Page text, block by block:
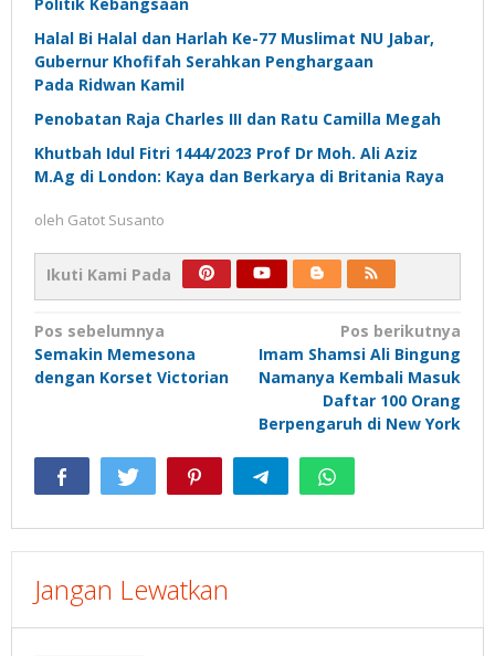
Halal Bi Halal dan Harlah Ke-77 Muslimat NU Jabar,
Gubernur Khofifah Serahkan Penghargaan
Pada Ridwan Kamil
Penobatan Raja Charles III dan Ratu Camilla Megah
Khutbah Idul Fitri 1444/2023 Prof Dr Moh. Ali Aziz
M.Ag di London: Kaya dan Berkarya di Britania Raya
oleh Gatot Susanto
Ikuti Kami Pada
Navigasi
pos
Pos sebelumnya
Semakin Memesona
dengan Korset Victorian
Pos berikutnya
Imam Shamsi Ali Bingung
Namanya Kembali Masuk
Daftar 100 Orang
Berpengaruh di New York
Jangan Lewatkan